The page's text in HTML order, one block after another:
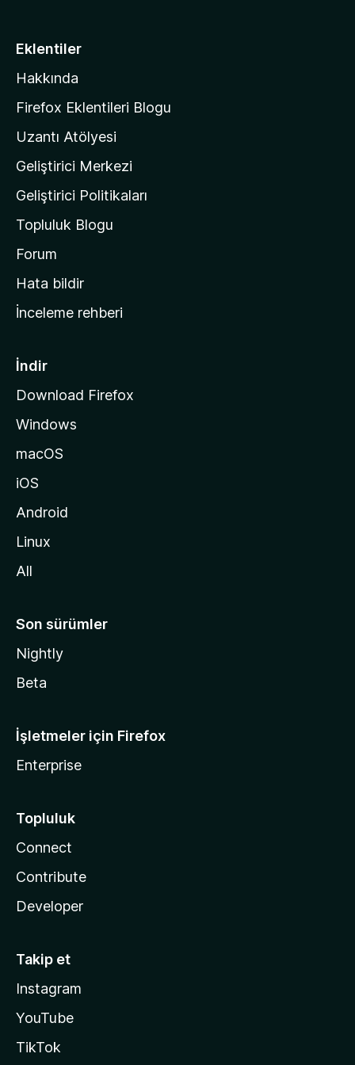
i
l
a
n
ı
n
n
a
s
y
a
ı
n
i
d
Eklentiler
Hakkında
Firefox Eklentileri Blogu
Uzantı Atölyesi
Geliştirici Merkezi
Geliştirici Politikaları
Topluluk Blogu
Forum
Hata bildir
İnceleme rehberi
İndir
Download Firefox
Windows
macOS
iOS
Android
Linux
All
Son sürümler
Nightly
Beta
İşletmeler için Firefox
Enterprise
Topluluk
Connect
Contribute
Developer
Takip et
Instagram
YouTube
TikTok